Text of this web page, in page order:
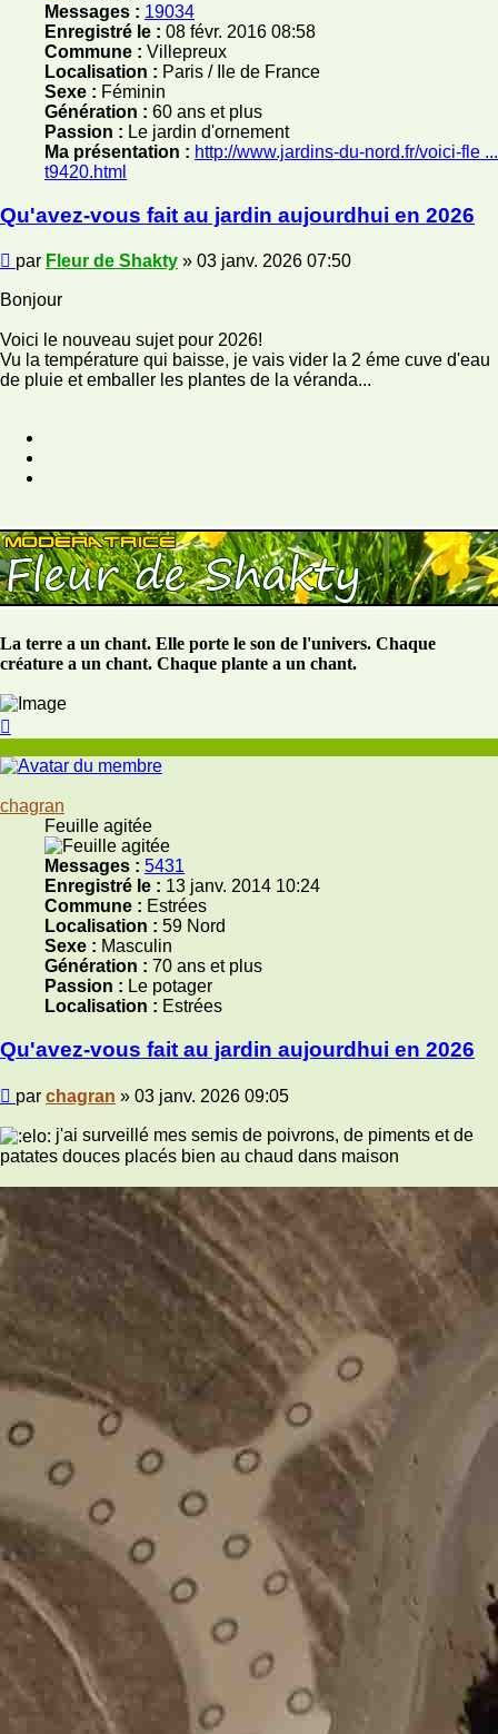
Messages : 19034
Enregistré le : 08 févr. 2016 08:58
Commune : Villepreux
Localisation : Paris / Ile de France
Sexe : Féminin
Génération : 60 ans et plus
Passion : Le jardin d'ornement
Ma présentation : http://www.jardins-du-nord.fr/voici-fle ...
t9420.html
Qu'avez-vous fait au jardin aujourdhui en 2026
Message
par Fleur de Shakty » 03 janv. 2026 07:50
Bonjour
Voici le nouveau sujet pour 2026!
Vu la température qui baisse, je vais vider la 2 éme cuve d'eau
de pluie et emballer les plantes de la véranda...
La terre a un chant. Elle porte le son de l'univers. Chaque
créature a un chant. Chaque plante a un chant.
chagran
Feuille agitée
Messages : 5431
Enregistré le : 13 janv. 2014 10:24
Commune : Estrées
Localisation : 59 Nord
Sexe : Masculin
Génération : 70 ans et plus
Passion : Le potager
Localisation : Estrées
Qu'avez-vous fait au jardin aujourdhui en 2026
Message
par chagran » 03 janv. 2026 09:05
j'ai surveillé mes semis de poivrons, de piments et de
patates douces placés bien au chaud dans maison